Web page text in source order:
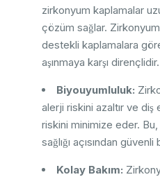
zirkonyum kaplamalar
çözüm sağlar.
destekli kaplamalara
aşınmaya karşı dirençlidir.
Biyouyumluluk:
alerji riskini azaltır ve
riskini minimize eder.
sağlığı açısından
Kolay Bakım: